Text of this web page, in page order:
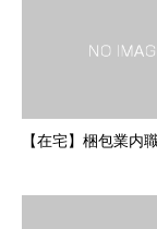
【在宅】梱包業内